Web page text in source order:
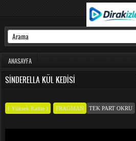
ANASAYFA
SINDERELLA KÜL KEDISI
( Yüksek Kalite ) FRAGMAN TEK PART OKRU